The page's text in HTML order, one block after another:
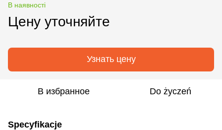
В наявності
Цену уточняйте
Узнать цену
В избранное Do życzeń
Specyfikacje